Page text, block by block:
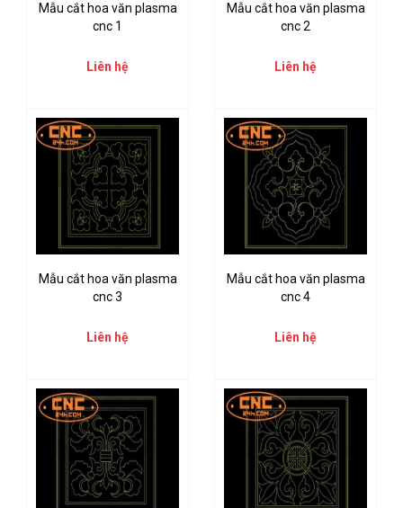
Mẫu cắt hoa văn plasma
cnc 1
Liên hệ
Mẫu cắt hoa văn plasma
cnc 2
Liên hệ
Mẫu cắt hoa văn plasma
cnc 3
Liên hệ
Mẫu cắt hoa văn plasma
cnc 4
Liên hệ